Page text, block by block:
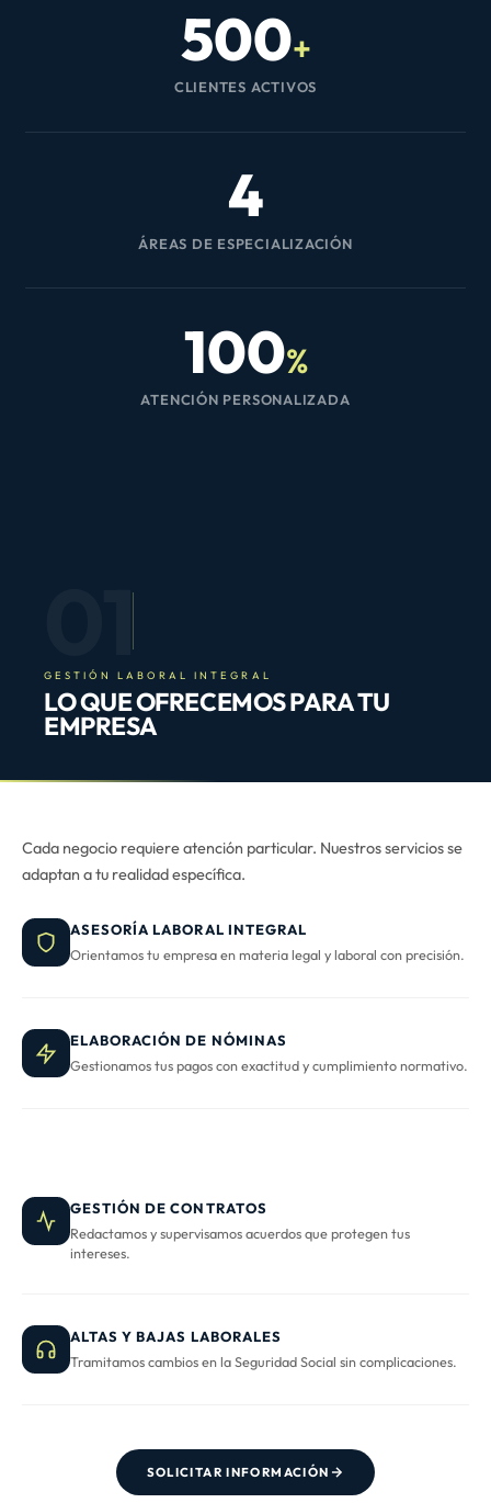
500+
CLIENTES ACTIVOS
4
ÁREAS DE ESPECIALIZACIÓN
100%
ATENCIÓN PERSONALIZADA
01
GESTIÓN LABORAL INTEGRAL
LO QUE OFRECEMOS PARA TU
EMPRESA
Cada negocio requiere atención particular. Nuestros servicios se
adaptan a tu realidad específica.
ASESORÍA LABORAL INTEGRAL
Orientamos tu empresa en materia legal y laboral con precisión.
ELABORACIÓN DE NÓMINAS
Gestionamos tus pagos con exactitud y cumplimiento normativo.
GESTIÓN DE CONTRATOS
Redactamos y supervisamos acuerdos que protegen tus
intereses.
ALTAS Y BAJAS LABORALES
Tramitamos cambios en la Seguridad Social sin complicaciones.
SOLICITAR INFORMACIÓN